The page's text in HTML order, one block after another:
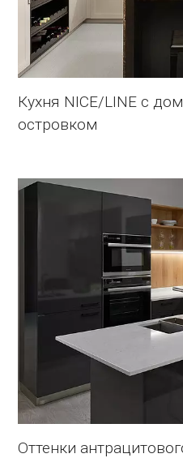
Кухня NICE/LINE с
островком
Оттенки